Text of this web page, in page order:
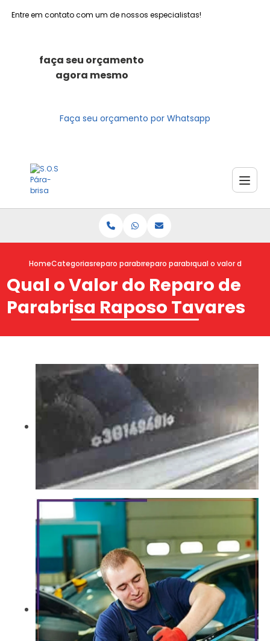
Entre em contato com um de nossos especialistas!
faça seu orçamento
agora mesmo
Faça seu orçamento por Whatsapp
HomeCategoriasreparo parabrisasreparo parabrisa trincado
qual o valor do
Qual o Valor do Reparo de
Parabrisa Raposo Tavares